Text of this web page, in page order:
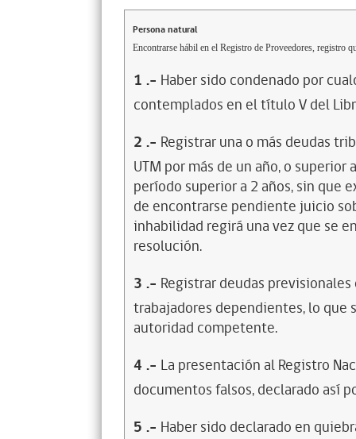
Persona natural
Encontrarse hábil en el Registro de Proveedores, registro
1 .- Haber sido condenado por
contemplados en el título V del
2 .- Registrar una o más deudas
UTM por más de un año, o
período superior a 2 años, sin que
de encontrarse pendiente juicio
inhabilidad regirá una vez que se
resolución.
3 .- Registrar deudas
trabajadores dependientes, lo
autoridad competente.
4 .- La presentación al Registro
documentos falsos, declarado así
5 .- Haber sido declarado en